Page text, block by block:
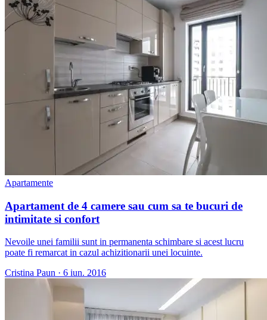
Apartamente
Apartament de 4 camere sau cum sa te bucuri de
intimitate si confort
Nevoile unei familii sunt in permanenta schimbare si acest lucru
poate fi remarcat in cazul achizitionarii unei locuinte.
Cristina Paun · 6 iun. 2016